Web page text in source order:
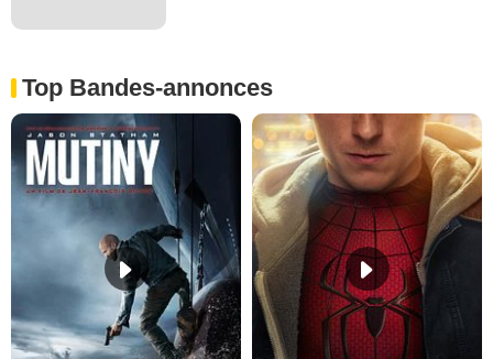
Top Bandes-annonces